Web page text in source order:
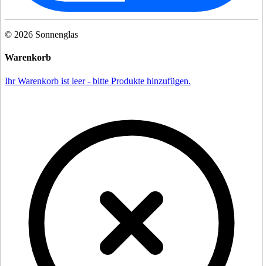
© 2026 Sonnenglas
Warenkorb
Ihr Warenkorb ist leer - bitte Produkte hinzufügen.